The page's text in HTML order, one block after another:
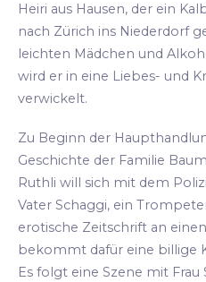
Heiri aus Hausen, der ein
nach Zürich ins Niederdorf
leichten Mädchen und
wird er in eine Liebes- und
verwickelt.
Zu Beginn der
Geschichte der Familie
Ruthli will sich mit dem
Vater Schaggi, ein
erotische Zeitschrift an
bekommt dafür eine billige
Es folgt eine Szene mit